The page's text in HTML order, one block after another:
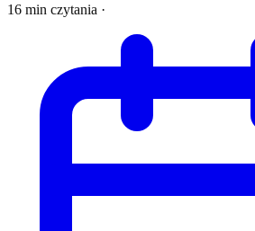
16 min czytania ·